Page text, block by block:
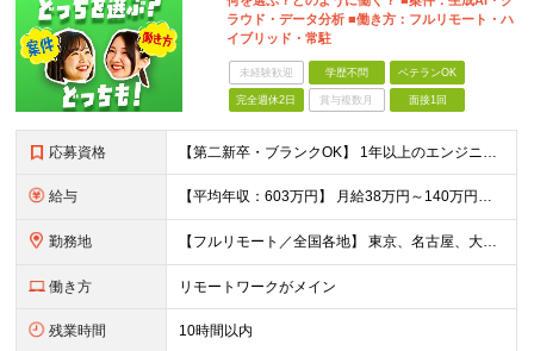
ラウド・データ分析 ■働き方：フルリモート・ハ
イブリッド・常駐
未経験歓迎 学歴不問 ベテランOK
完全週休2日 賞与複数月 面接1回
応募資格 【第二新卒・ブランクOK】 1年以上のエンジニア経験がある方(開発・インフラ・工程・言語一切不問） 文理・学歴不問 【三上さんの事例】 転職前 AWS案件を希望していましたが、資格や評価軸が不明確で
給与 【平均年収：603万円】 月給38万円～140万円＋諸手当（経験者） 【平均年収603万円】 ※案件の契約内容や昇給額などはすべて開示します。 ※経験や能力を考慮し決定します。 ※月給には固定残業
勤務地 【フルリモート／全国各地】 東京、名古屋、大阪、福岡を中心とした全国のプロジェクトにアサイン。 ※プロジェクトは完全選択制です。 ※フルリモート、ハイブリッド型、常駐案件から自由に選択可能です。 ※転
働き方 リモートワークがメイン
残業時間 10時間以内